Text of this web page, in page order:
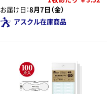
お届け日：8月7日（金）
アスクル在庫商品